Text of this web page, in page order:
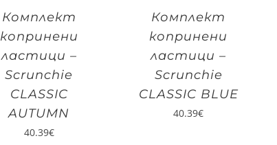
Комплект
копринени
ластици –
Scrunchie
CLASSIC
AUTUMN
40.39€
Комплект
копринени
ластици –
Scrunchie
CLASSIC BLUE
40.39€